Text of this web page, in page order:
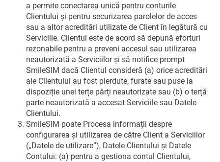
a permite conectarea unică pentru conturile
Clientului și pentru securizarea parolelor de acces
sau a altor acreditări utilizate de Client în legătură cu
Serviciile. Clientul este de acord să depună eforturi
rezonabile pentru a preveni accesul sau utilizarea
neautorizată a Serviciilor și să notifice prompt
SmileSIM dacă Clientul consideră (a) orice acreditări
ale Clientului au fost pierdute, furate sau puse la
dispoziție unei terțe părți neautorizate sau (b) o terță
parte neautorizată a accesat Serviciile sau Datele
Clientului.
SmileSIM poate Procesa informații despre
configurarea și utilizarea de către Client a Serviciilor
(„Datele de utilizare”), Datele Clientului și Datele
Contului: (a) pentru a gestiona contul Clientului,